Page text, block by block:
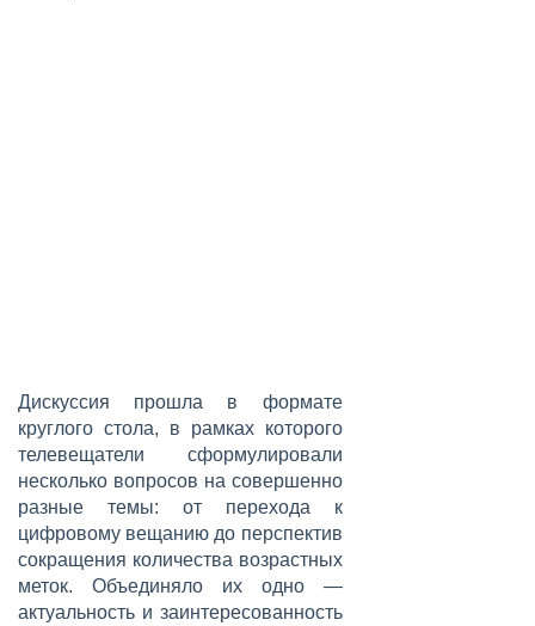
Дискуссия прошла в формате
круглого стола, в рамках которого
телевещатели сформулировали
несколько вопросов на совершенно
разные темы: от перехода к
цифровому вещанию до перспектив
сокращения количества возрастных
меток. Объединяло их одно —
актуальность и заинтересованность